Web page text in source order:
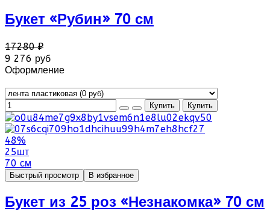
Букет «Рубин» 70 см
17280 ₽
9 276 руб
Оформление
48%
25шт
70 см
Быстрый просмотр В избранное
Букет из 25 роз «Незнакомка» 70 см